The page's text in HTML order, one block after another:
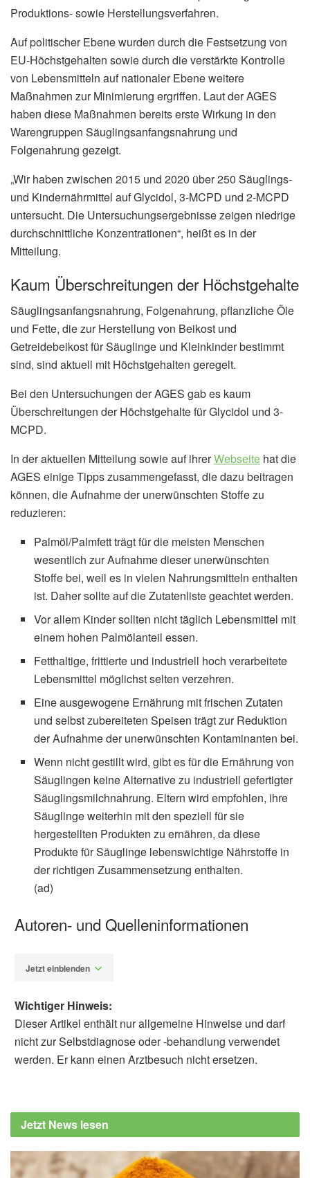
Produktions- sowie Herstellungsverfahren.
Auf politischer Ebene wurden durch die Festsetzung von
EU-Höchstgehalten sowie durch die verstärkte Kontrolle
von Lebensmitteln auf nationaler Ebene weitere
Maßnahmen zur Minimierung ergriffen. Laut der AGES
haben diese Maßnahmen bereits erste Wirkung in den
Warengruppen Säuglingsanfangsnahrung und
Folgenahrung gezeigt.
„Wir haben zwischen 2015 und 2020 über 250 Säuglings-
und Kindernährmittel auf Glycidol, 3-MCPD und 2-MCPD
untersucht. Die Untersuchungsergebnisse zeigen niedrige
durchschnittliche Konzentrationen“, heißt es in der
Mitteilung.
Kaum Überschreitungen der Höchstgehalte
Säuglingsanfangsnahrung, Folgenahrung, pflanzliche Öle
und Fette, die zur Herstellung von Beikost und
Getreidebeikost für Säuglinge und Kleinkinder bestimmt
sind, sind aktuell mit Höchstgehalten geregelt.
Bei den Untersuchungen der AGES gab es kaum
Überschreitungen der Höchstgehalte für Glycidol und 3-
MCPD.
In der aktuellen Mitteilung sowie auf ihrerWebseite hat die
AGES einige Tipps zusammengefasst, die dazu beitragen
können, die Aufnahme der unerwünschten Stoffe zu
reduzieren:
Palmöl/Palmfett trägt für die meisten Menschen
wesentlich zur Aufnahme dieser unerwünschten
Stoffe bei, weil es in vielen Nahrungsmitteln enthalten
ist. Daher sollte auf die Zutatenliste geachtet werden.
Vor allem Kinder sollten nicht täglich Lebensmittel mit
einem hohen Palmölanteil essen.
Fetthaltige, frittierte und industriell hoch verarbeitete
Lebensmittel möglichst selten verzehren.
Eine ausgewogene Ernährung mit frischen Zutaten
und selbst zubereiteten Speisen trägt zur Reduktion
der Aufnahme der unerwünschten Kontaminanten bei.
Wenn nicht gestillt wird, gibt es für die Ernährung von
Säuglingen keine Alternative zu industriell gefertigter
Säuglingsmilchnahrung. Eltern wird empfohlen, ihre
Säuglinge weiterhin mit den speziell für sie
hergestellten Produkten zu ernähren, da diese
Produkte für Säuglinge lebenswichtige Nährstoffe in
der richtigen Zusammensetzung enthalten.
(ad)
Autoren- und Quelleninformationen
Jetzt einblenden
Ernährungssicherheit: MCPDs und Glycidol
in Lebensmitteln und Säuglings- und
Agentur für Gesundheit und
Wichtiger Hinweis:
Dieser Artikel enthält nur allgemeine Hinweise und darf
nicht zur Selbstdiagnose oder -behandlung verwendet
werden. Er kann einen Arztbesuch nicht ersetzen.
Jetzt News lesen